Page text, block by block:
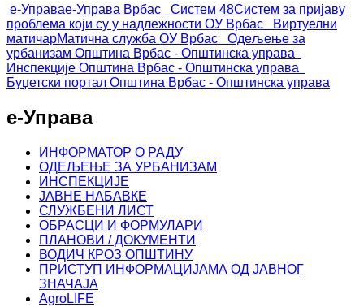
е-Управае-Управа Врбас Систем 48Систем за пријаву
проблема који су у надлежности ОУ Врбас
Виртуелни
матичарМатична служба ОУ Врбас
Одељење за
урбанизам Општина Врбас - Општинска управа
Инспекције Општина Врбас - Општинска управа
Буџетски портал Општина Врбас - Општинска управа
е-Управа
ИНФОРМАТОР О РАДУ
ОДЕЉЕЊЕ ЗА УРБАНИЗАМ
ИНСПЕКЦИЈЕ
ЈАВНЕ НАБАВКЕ
СЛУЖБЕНИ ЛИСТ
ОБРАСЦИ И ФОРМУЛАРИ
ПЛАНОВИ / ДОКУМЕНТИ
ВОДИЧ КРОЗ ОПШТИНУ
ПРИСТУП ИНФОРМАЦИЈАМА ОД ЈАВНОГ
ЗНАЧАЈА
AgroLIFE